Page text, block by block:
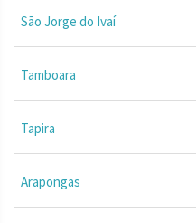
São Jorge do Ivaí
Tamboara
Tapira
Arapongas